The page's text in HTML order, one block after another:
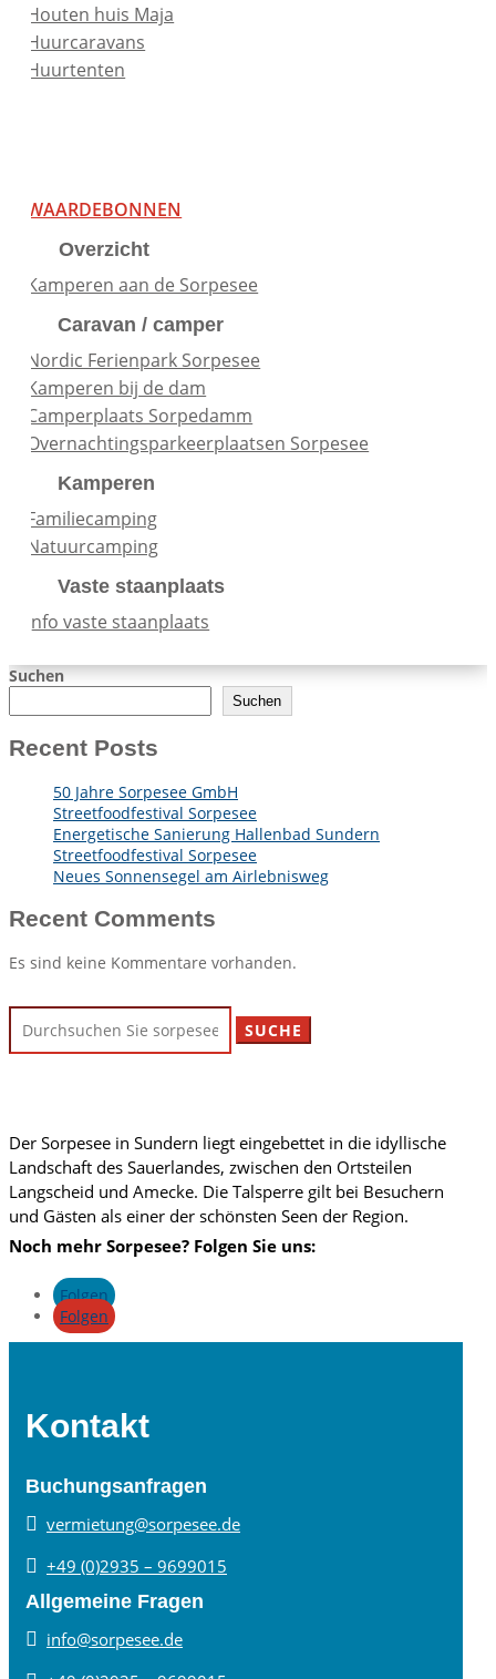
Houten huis Maja
Huurcaravans
Huurtenten
WAARDEBONNEN
Overzicht
Kamperen aan de Sorpesee
Caravan / camper
Nordic Ferienpark Sorpesee
Kamperen bij de dam
Camperplaats Sorpedamm
Overnachtingsparkeerplaatsen Sorpesee
Kamperen
Familiecamping
Natuurcamping
Vaste staanplaats
Info vaste staanplaats
Suchen
Suchen
Recent Posts
50 Jahre Sorpesee GmbH
Streetfoodfestival Sorpesee
Energetische Sanierung Hallenbad Sundern
Streetfoodfestival Sorpesee
Neues Sonnensegel am Airlebnisweg
Recent Comments
Es sind keine Kommentare vorhanden.
Suchen
nach:
Der Sorpesee in Sundern liegt eingebettet in die idyllische
Landschaft des Sauerlandes, zwischen den Ortsteilen
Langscheid und Amecke. Die Talsperre gilt bei Besuchern
und Gästen als einer der schönsten Seen der Region.
Noch mehr Sorpesee? Folgen Sie uns:
Folgen
Folgen
Kontakt
Buchungsanfragen
 vermietung@sorpesee.de
 +49 (0)2935 – 9699015
Allgemeine Fragen
 info@sorpesee.de